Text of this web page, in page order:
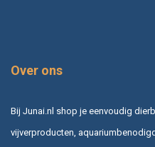
Over ons
Bij Junai.nl shop je eenvoudig
vijverproducten,